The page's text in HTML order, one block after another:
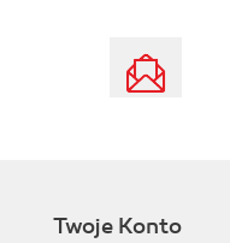
Twoje Konto